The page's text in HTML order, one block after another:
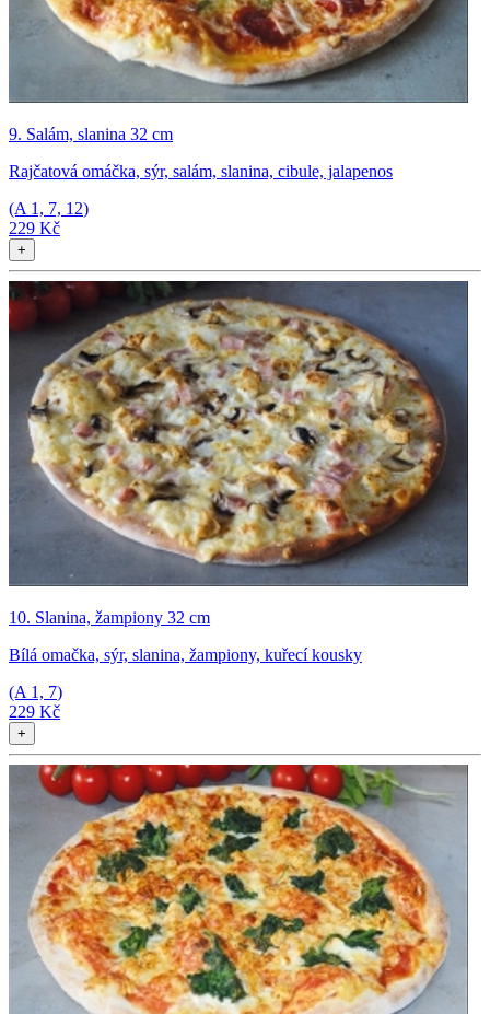
9. Salám, slanina 32 cm
Rajčatová omáčka, sýr, salám, slanina, cibule, jalapenos
(A 1, 7, 12)
229 Kč
+
10. Slanina, žampiony 32 cm
Bílá omačka, sýr, slanina, žampiony, kuřecí kousky
(A 1, 7)
229 Kč
+